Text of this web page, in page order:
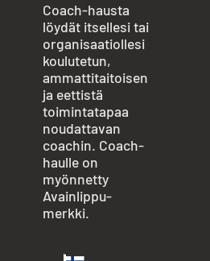
Coach-hausta
löydät itsellesi tai
organisaatiollesi
koulutetun,
ammattitaitoisen
ja eettistä
toimintatapaa
noudattavan
coachin. Coach-
haulle on
myönnetty
Avainlippu-
merkki.